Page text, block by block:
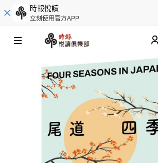
時報悅讀
立刻使用官方APP